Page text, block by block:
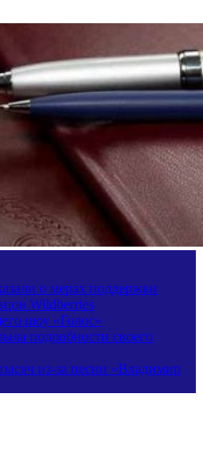
о мерах поддержки
Wildberries
шоу «Голос»
подробности своего
из-за песни «Владимир